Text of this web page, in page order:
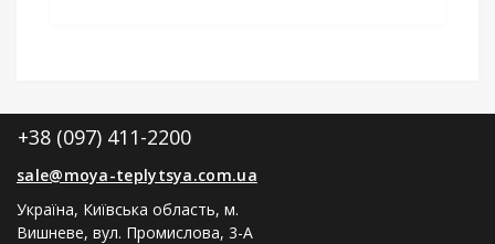
+38 (097) 411-2200
sale@moya-teplytsya.com.ua
Україна, Київська область, м.
Вишневе, вул. Промислова, 3-А